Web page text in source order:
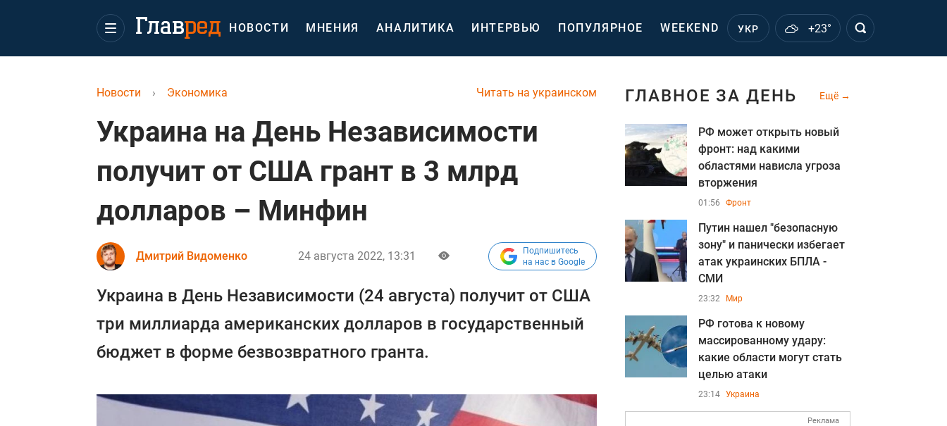
НОВОСТИ МНЕНИЯ АНАЛИТИКА ИНТЕРВЬЮ ПОПУЛЯРНОЕ WEEKEND УКР +23°
Читать на украинском
Новости › Экономика
Украина на День Независимости
получит от США грант в 3 млрд
долларов – Минфин
Дмитрий Видоменко 24 августа 2022, 13:31
Подпишитесь
на нас в Google
Украина в День Независимости (24 августа) получит от США
три миллиарда американских долларов в государственный
бюджет в форме безвозвратного гранта.
ГЛАВНОЕ ЗА ДЕНЬ Ещё
РФ может открыть новый
фронт: над какими
областями нависла угроза
вторжения
01:56 Фронт
Путин нашел "безопасную
зону" и панически избегает
атак украинских БПЛА -
СМИ
23:32 Мир
РФ готова к новому
массированному удару:
какие области могут стать
целью атаки
23:14 Украина
Реклама